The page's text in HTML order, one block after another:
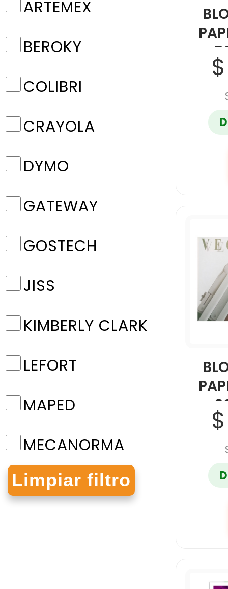
ARTEMEX
BEROKY
COLIBRI
CRAYOLA
DYMO
GATEWAY
GOSTECH
JISS
KIMBERLY CLARK
LEFORT
MAPED
MECANORMA
MEGAFAX